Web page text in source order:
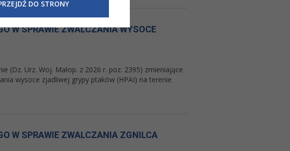
W SPRAWIE ZWALCZANIA WYSOCE
(Dz. Urz. Woj. Małop. z 2026 r. poz. 2395) zmieniające
wysoce zjadliwej grypy ptaków (HPAI) na terenie
W SPRAWIE ZWALCZANIA ZGNILCA
działań.
DO STRONY